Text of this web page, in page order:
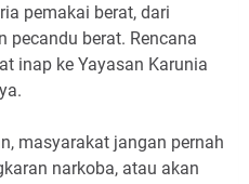
pemakai berat, dari
pecandu berat. Rencana
inap ke Yayasan Karunia
masyarakat jangan pernah
narkoba, atau akan